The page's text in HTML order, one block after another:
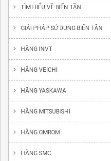
TÌM HIỂU VỀ BIẾN TẦN
GIẢI PHÁP SỬ DỤNG BIẾN TẦN
HÃNG INVT
HÃNG VEICHI
HÃNG YASKAWA
HÃNG MITSUBISHI
HÃNG OMROM
HÃNG SMC